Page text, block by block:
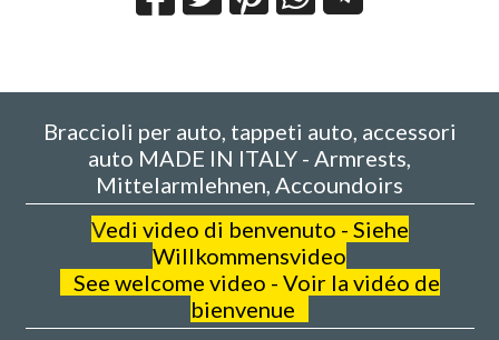
Braccioli per auto, tappeti auto, accessori
auto MADE IN ITALY - Armrests,
Mittelarmlehnen, Accoundoirs
Vedi video di benvenuto - Siehe
Willkommensvideo
See welcome video - Voir la vidéo de
bienvenue